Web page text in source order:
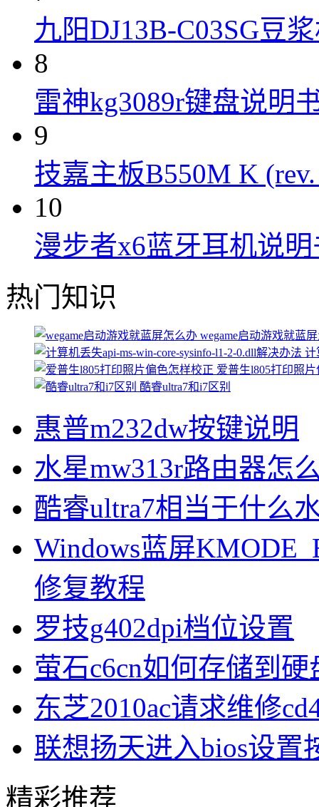
九阳DJ13B-C03SG豆
8
雷神kg3089r键盘说明
9
技嘉主板B550M K
10
漫步者x6蓝牙耳机说明
热门知识
wegame启动游戏就蓝
计
爱普生l805打印照
酷睿ultra7和i7区别
惠普m232dw按键说明
水星mw313r路由器怎
酷睿ultra7相当于什么
Windows蓝屏
修复教程
罗技g402dpi档位设置
萤石c6cn如何存储到硬
东芝2010ac请求维修
联想扬天进入bios设置
精彩推荐